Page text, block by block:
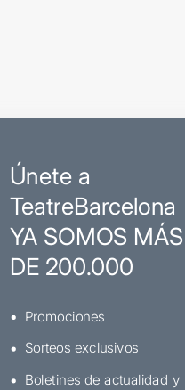
Únete a
TeatreBarcelona
YA SOMOS MÁS
DE 200.000
Promociones
Sorteos exclusivos
Boletines de actualidad y